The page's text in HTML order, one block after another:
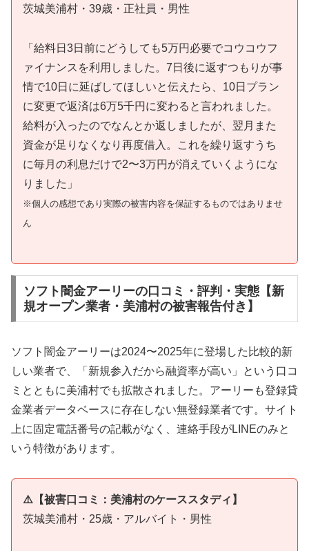
茨城美浦村・39歳・正社員・男性
「給料日3日前にどうしても5万円必要でコウコウフ
ァイナンスを利用しました。7日後に返すつもりが事
情で10日に延ばしてほしいと伝えたら、10日プラン
に変更で返済は6万5千円に変わると言われました。
給料が入ったのでなんとか返しましたが、翌月また
資金が足りなくなり再度借入。これを繰り返すうち
に毎月の利息だけで2〜3万円が消えていくようにな
りました」
※個人の感想であり実際の被害内容を保証するものではありませ
ん
ソフト闇金アーリーの口コミ・評判・実態【新
規オープン業者・美浦村の被害報告付き】
ソフト闇金アーリーは2024〜2025年に登場した比較的新
しい業者で、「新規参入だから融資率が高い」という口コ
ミとともに美浦村でも拡散されました。アーリーも登録貸
金業者データベースに存在しない無登録業者です。サイト
上に固定電話番号の記載がなく、連絡手段がLINEのみと
いう特徴があります。
⚠️【被害口コミ：美浦村のケーススタディ】
茨城美浦村・25歳・アルバイト・男性